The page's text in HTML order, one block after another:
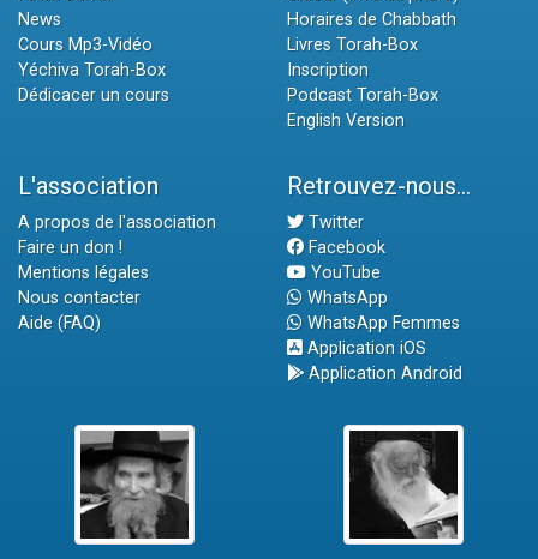
News
Cours Mp3-Vidéo
Yéchiva Torah-Box
Dédicacer un cours
Horaires de Chabbath
Livres Torah-Box
Inscription
Podcast Torah-Box
English Version
L'association
A propos de l'association
Faire un don !
Mentions légales
Nous contacter
Aide (FAQ)
Retrouvez-nous...
Twitter
Facebook
YouTube
WhatsApp
WhatsApp Femmes
Application iOS
Application Android